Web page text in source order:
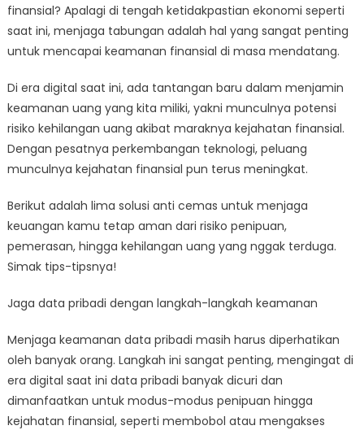
Cemas
Supaya
Uang
di
Tengah
Maraknya
Kejahatan
Finansial
finansial? Apalagi di tengah ketidakpastian ekonomi seperti
saat ini, menjaga tabungan adalah hal yang sangat penting
untuk mencapai keamanan finansial di masa mendatang.
Di era digital saat ini, ada tantangan baru dalam menjamin
keamanan uang yang kita miliki, yakni munculnya potensi
risiko kehilangan uang akibat maraknya kejahatan finansial.
Dengan pesatnya perkembangan teknologi, peluang
munculnya kejahatan finansial pun terus meningkat.
Berikut adalah lima solusi anti cemas untuk menjaga
keuangan kamu tetap aman dari risiko penipuan,
pemerasan, hingga kehilangan uang yang nggak terduga.
Simak tips-tipsnya!
Jaga data pribadi dengan langkah-langkah keamanan
Menjaga keamanan data pribadi masih harus diperhatikan
oleh banyak orang. Langkah ini sangat penting, mengingat di
era digital saat ini data pribadi banyak dicuri dan
dimanfaatkan untuk modus-modus penipuan hingga
kejahatan finansial, seperti membobol atau mengakses